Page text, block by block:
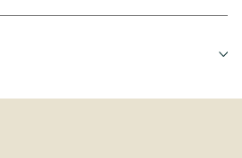
de mariage, Félicitations,
Fleurs fraîches